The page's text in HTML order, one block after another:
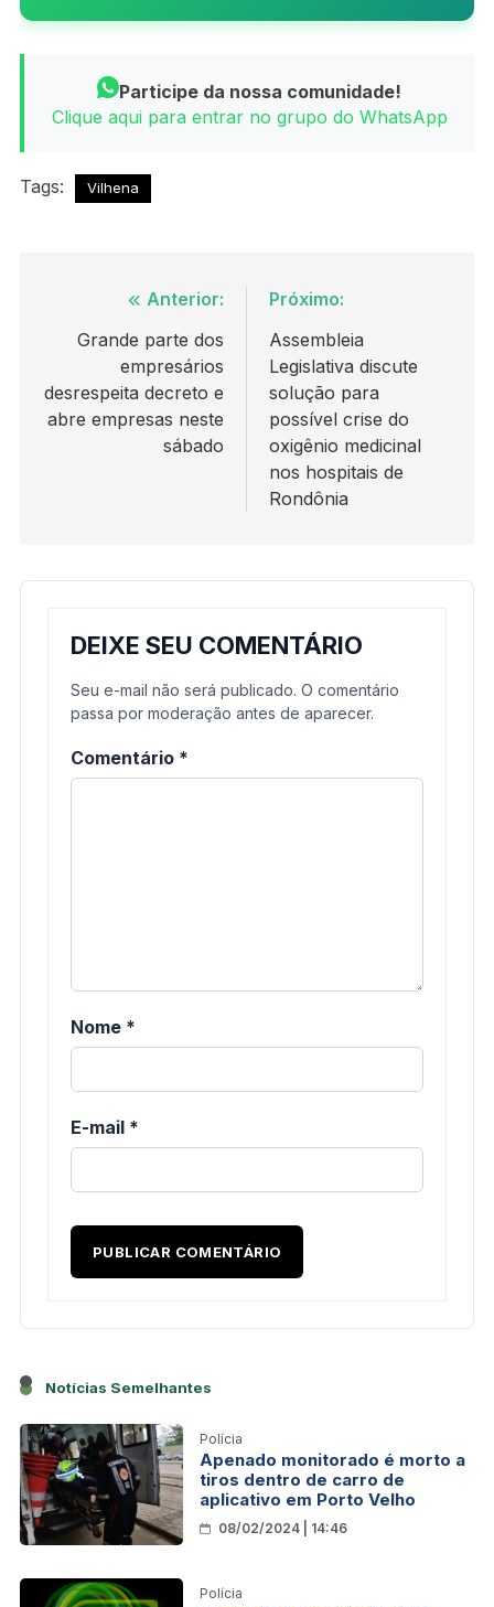
Participe da nossa comunidade!
Clique aqui para entrar no grupo do WhatsApp
Tags: Vilhena
Navegação
Post
Anterior:
Grande parte dos
empresários
desrespeita decreto e
abre empresas neste
sábado
Próximo:
Assembleia
Legislativa discute
solução para
possível crise do
oxigênio medicinal
nos hospitais de
Rondônia
DEIXE SEU COMENTÁRIO
Seu e-mail não será publicado. O comentário
passa por moderação antes de aparecer.
Comentário *
Nome *
E-mail *
Notícias Semelhantes
Polícia
Apenado monitorado é morto a
tiros dentro de carro de
aplicativo em Porto Velho
08/02/2024 | 14:46
Polícia